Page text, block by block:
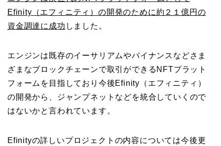
Efinity（エフィニティ）の開発のために約２１億円の
資金調達に成功 しました。
エンジンは既存のイーサリアムやバイナンスなどさま
ざまなブロックチェーンで取引ができるNFTプラット
フォームを目指しており今後Efinity（エフィニティ）
の開発から、ジャンプネットなどを統合していくので
はないかと言われています。
Efinityの詳しいプロジェクトの内容については今後更